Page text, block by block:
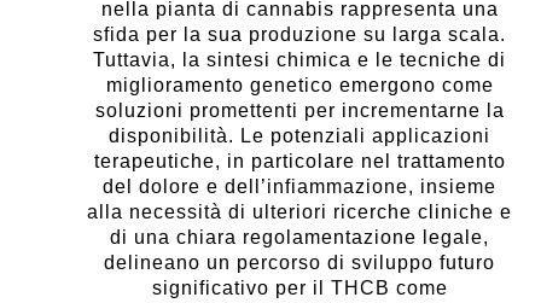
nella pianta di cannabis rappresenta una
sfida per la sua produzione su larga scala.
Tuttavia, la sintesi chimica e le tecniche di
miglioramento genetico emergono come
soluzioni promettenti per incrementarne la
disponibilità. Le potenziali applicazioni
terapeutiche, in particolare nel trattamento
del dolore e dell’infiammazione, insieme
alla necessità di ulteriori ricerche cliniche e
di una chiara regolamentazione legale,
delineano un percorso di sviluppo futuro
significativo per il THCB come